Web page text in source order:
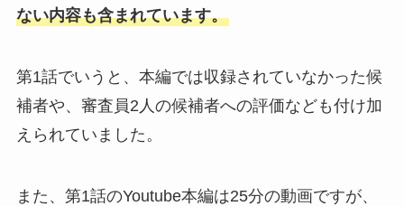
ない内容も含まれています。
第1話でいうと、本編では収録されていなかった候
補者や、審査員2人の候補者への評価なども付け加
えられていました。
また、第1話のYoutube本編は25分の動画ですが、